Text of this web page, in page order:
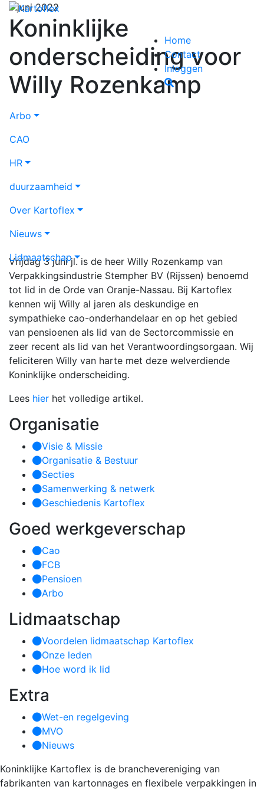
Home
Contact
Inloggen
Arbo
CAO
HR
duurzaamheid
Over Kartoflex
Nieuws
Lidmaatschap
7 juni 2022
Koninklijke
onderscheiding voor
Willy Rozenkamp
Vrijdag 3 juni jl. is de heer Willy Rozenkamp van
Verpakkingsindustrie Stempher BV (Rijssen) benoemd
tot lid in de Orde van Oranje-Nassau. Bij Kartoflex
kennen wij Willy al jaren als deskundige en
sympathieke cao-onderhandelaar en op het gebied
van pensioenen als lid van de Sectorcommissie en
zeer recent als lid van het Verantwoordingsorgaan. Wij
feliciteren Willy van harte met deze welverdiende
Koninklijke onderscheiding.
Lees hier het volledige artikel.
Organisatie
Visie & Missie
Organisatie & Bestuur
Secties
Samenwerking & netwerk
Geschiedenis Kartoflex
Goed werkgeverschap
Cao
FCB
Pensioen
Arbo
Lidmaatschap
Voordelen lidmaatschap Kartoflex
Onze leden
Hoe word ik lid
Extra
Wet-en regelgeving
MVO
Nieuws
Koninklijke Kartoflex is de branchevereniging van
fabrikanten van kartonnages en flexibele verpakkingen in